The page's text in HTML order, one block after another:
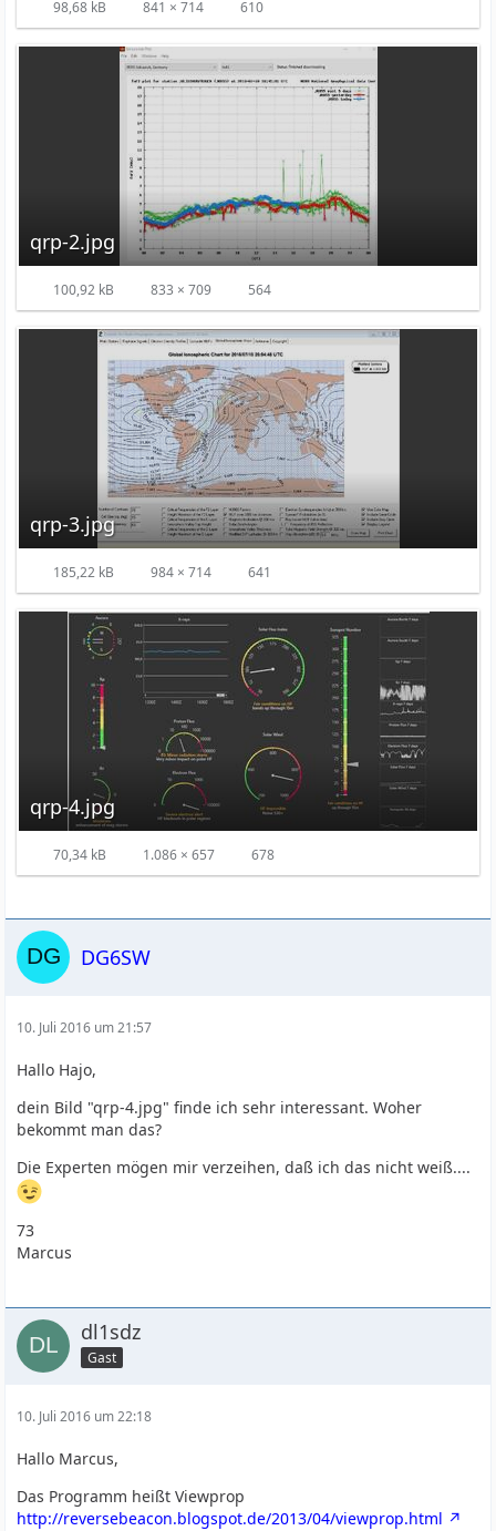
98,68 kB 841 × 714 610
qrp-2.jpg
100,92 kB 833 × 709 564
qrp-3.jpg
185,22 kB 984 × 714 641
qrp-4.jpg
70,34 kB 1.086 × 657 678
DG6SW
10. Juli 2016 um 21:57
Hallo Hajo,
dein Bild "qrp-4.jpg" finde ich sehr interessant. Woher
bekommt man das?
Die Experten mögen mir verzeihen, daß ich das nicht weiß....
73
Marcus
dl1sdz
Gast
10. Juli 2016 um 22:18
Hallo Marcus,
Das Programm heißt Viewprop
http://reversebeacon.blogspot.de/2013/04/viewprop.html